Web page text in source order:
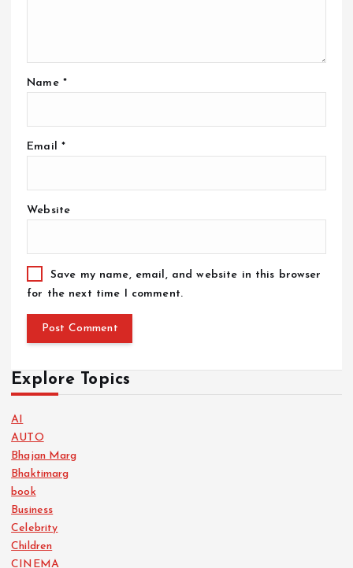
Name *
Email *
Website
Save my name, email, and website in this browser
for the next time I comment.
Explore Topics
AI
AUTO
Bhajan Marg
Bhaktimarg
book
Business
Celebrity
Children
CINEMA